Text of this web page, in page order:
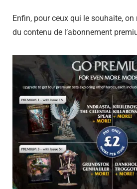
Enfin, pour ceux qui le souhaite,
du contenu de l’abonnement